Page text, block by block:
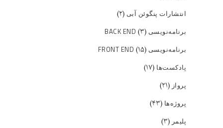
انتشارات پنگوئن آبی (۲)
برنامه‌نویسی BACK END (۳)
برنامه‌نویسی FRONT END (۱۵)
پادکست‌ها (۱۷)
پرواز (۲۱)
پروژه‌ها (۴۳)
پلیمر (۳)